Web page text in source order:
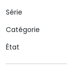
Série
Catégorie
État